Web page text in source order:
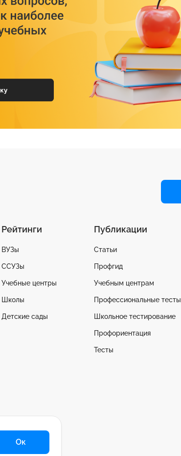
Рейтинги
ВУЗы
ССУЗы
Учебные центры
Школы
Детские сады
Публикации
Статьи
Профгид
Учебным центрам
Профессиональные тесты
Школьное тестирование
Профориентация
Тесты
Ок